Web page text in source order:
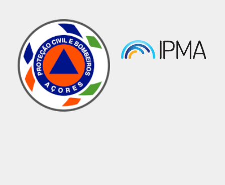
#governodamadeira
#SomosSaúde #NósSomosSRS
#PROCIV_MADEIRA_3.0
https://procivmadeira.pt MOLCAO CLITE IPMA